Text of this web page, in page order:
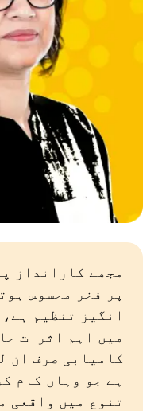
مجھے کارانداز
پر فخر محسوس
انگیز تنظیم
میں اہم اثرات
کامیابی صرف ان
ہے جو وہاں کام
تنوع میں واقعی